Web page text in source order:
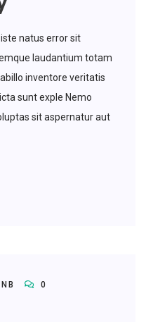
natus error sit
laudantium totam
inventore veritatis
sunt exple Nemo
sit aspernatur aut
0